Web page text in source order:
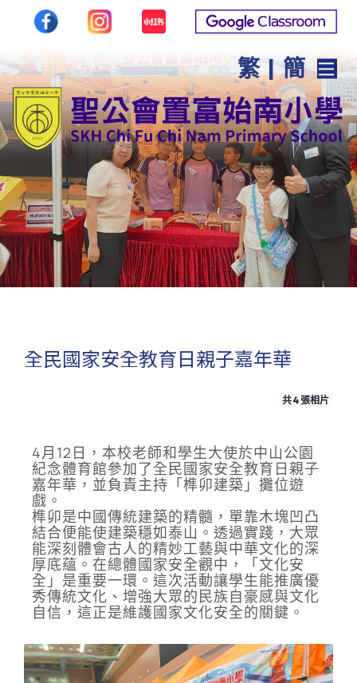
繁 |簡
全民國家安全教育日親子嘉年華
共 4 張相片
4月12日，本校老師和學生大使於中山公園
紀念體育館參加了全民國家安全教育日親子
嘉年華，並負責主持「榫卯建築」攤位遊
戲。
榫卯是中國傳統建築的精髓，單靠木塊凹凸
結合便能使建築穩如泰山。透過實踐，大眾
能深刻體會古人的精妙工藝與中華文化的深
厚底蘊。在總體國家安全觀中，「文化安
全」是重要一環。這次活動讓學生能推廣優
秀傳統文化、增強大眾的民族自豪感與文化
自信，這正是維護國家文化安全的關鍵。